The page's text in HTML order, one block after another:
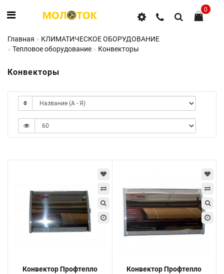
0
Главная
КЛИМАТИЧЕСКОЕ ОБОРУДОВАНИЕ
Тепловое оборудование
Конвекторы
Конвекторы
Конвектор Профтепло
Конвектор Профтепло